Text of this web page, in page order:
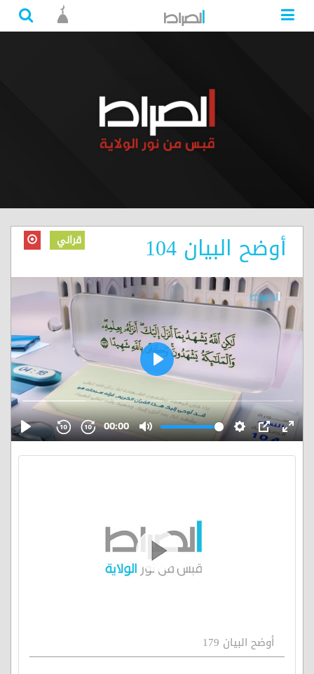
أوضح البيان 104 قراني
أوضح البيان 179